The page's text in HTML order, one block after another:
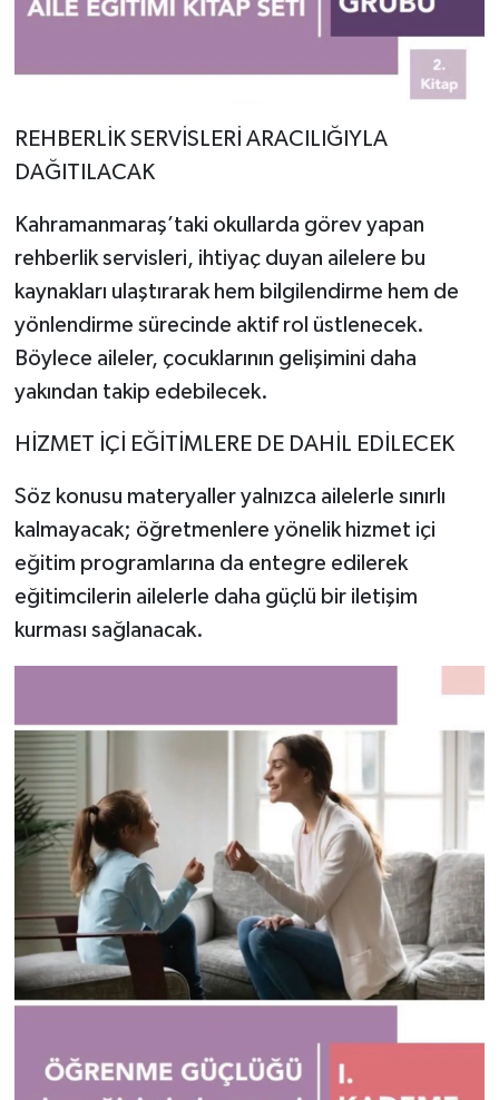
REHBERLİK SERVİSLERİ ARACILIĞIYLA
DAĞITILACAK
Kahramanmaraş’taki okullarda görev yapan
rehberlik servisleri, ihtiyaç duyan ailelere bu
kaynakları ulaştırarak hem bilgilendirme hem de
yönlendirme sürecinde aktif rol üstlenecek.
Böylece aileler, çocuklarının gelişimini daha
yakından takip edebilecek.
HİZMET İÇİ EĞİTİMLERE DE DAHİL EDİLECEK
Söz konusu materyaller yalnızca ailelerle sınırlı
kalmayacak; öğretmenlere yönelik hizmet içi
eğitim programlarına da entegre edilerek
eğitimcilerin ailelerle daha güçlü bir iletişim
kurması sağlanacak.